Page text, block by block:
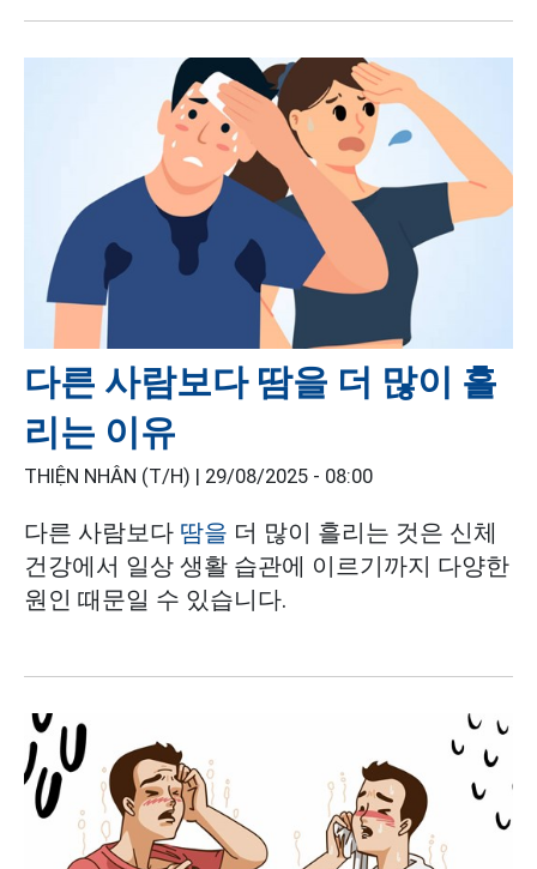
다른 사람보다 땀을 더 많이 흘
리는 이유
THIỆN NHÂN (T/H) | 29/08/2025 - 08:00
다른 사람보다 땀을 더 많이 흘리는 것은 신체
건강에서 일상 생활 습관에 이르기까지 다양한
원인 때문일 수 있습니다.